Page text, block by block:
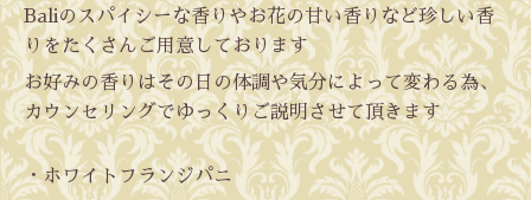
Baliのスパイシーな香りやお花の甘い香りなど珍しい香
りをたくさんご用意しております
お好みの香りはその日の体調や気分によって変わる為、
カウンセリングでゆっくりご説明させて頂きます
・ホワイトフランジパニ